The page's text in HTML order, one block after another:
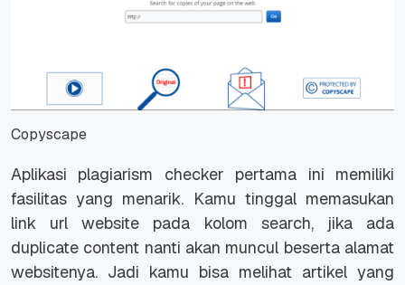
Copyscape
Aplikasi plagiarism checker pertama ini memiliki
fasilitas yang menarik. Kamu tinggal memasukan
link url website pada kolom search, jika ada
duplicate content nanti akan muncul beserta alamat
websitenya. Jadi kamu bisa melihat artikel yang